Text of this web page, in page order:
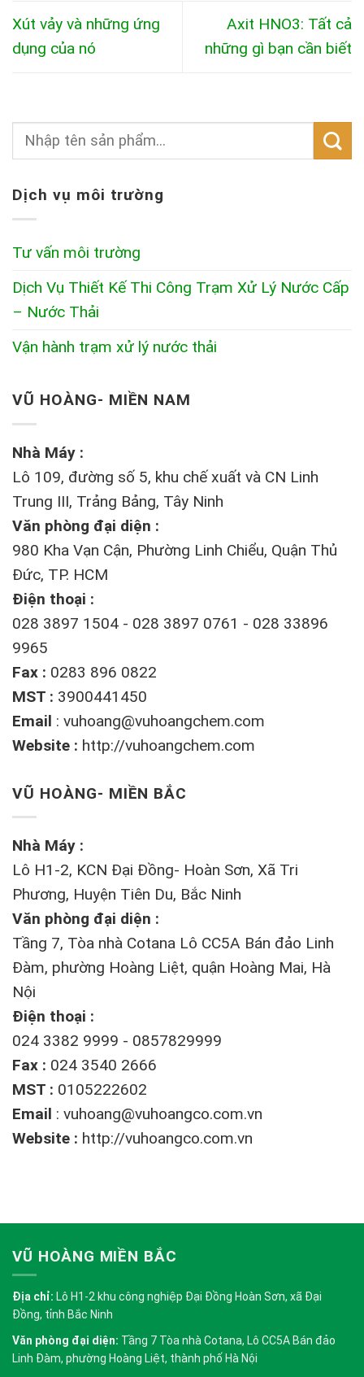
Xút vảy và những ứng
dụng của nó
Axit HNO3: Tất cả
những gì bạn cần biết
Dịch vụ môi trường
Tư vấn môi trường
Dịch Vụ Thiết Kế Thi Công Trạm Xử Lý Nước Cấp
– Nước Thải
Vận hành trạm xử lý nước thải
VŨ HOÀNG- MIỀN NAM
Nhà Máy :
Lô 109, đường số 5, khu chế xuất và CN Linh
Trung III, Trảng Bảng, Tây Ninh
Văn phòng đại diện :
980 Kha Vạn Cận, Phường Linh Chiểu, Quận Thủ
Đức, TP. HCM
Điện thoại :
028 3897 1504 - 028 3897 0761 - 028 33896
9965
Fax : 0283 896 0822
MST : 3900441450
Email : vuhoang@vuhoangchem.com
Website : http://vuhoangchem.com
VŨ HOÀNG- MIỀN BẮC
Nhà Máy :
Lô H1-2, KCN Đại Đồng- Hoàn Sơn, Xã Tri
Phương, Huyện Tiên Du, Bắc Ninh
Văn phòng đại diện :
Tầng 7, Tòa nhà Cotana Lô CC5A Bán đảo Linh
Đàm, phường Hoàng Liệt, quận Hoàng Mai, Hà
Nội
Điện thoại :
024 3382 9999 - 0857829999
Fax : 024 3540 2666
MST : 0105222602
Email : vuhoang@vuhoangco.com.vn
Website : http://vuhoangco.com.vn
VŨ HOÀNG MIỀN BẮC
Địa chỉ: Lô H1-2 khu công nghiệp Đại Đồng Hoàn Sơn, xã Đại
Đồng, tỉnh Bắc Ninh
Văn phòng đại diện: Tầng 7 Tòa nhà Cotana, Lô CC5A Bán đảo
Linh Đàm, phường Hoàng Liệt, thành phố Hà Nội